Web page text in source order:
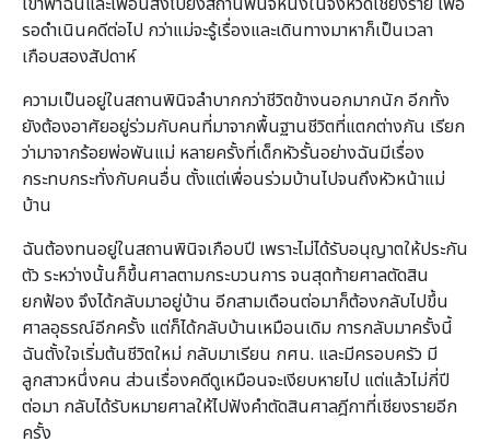
รอดำเนินคดีต่อไป กว่าแม่จะรู้เรื่องและเดินทางมาหาก็เป็นเวลา
เกือบสองสัปดาห์
ความเป็นอยู่ในสถานพินิจลำบากกว่าชีวิตข้างนอกมากนัก อีกทั้ง
ยังต้องอาศัยอยู่ร่วมกับคนที่มาจากพื้นฐานชีวิตที่แตกต่างกัน เรียก
ว่ามาจากร้อยพ่อพันแม่ หลายครั้งที่เด็กหัวรั้นอย่างฉันมีเรื่อง
กระทบกระทั่งกับคนอื่น ตั้งแต่เพื่อนร่วมบ้านไปจนถึงหัวหน้าแม่
บ้าน
ฉันต้องทนอยู่ในสถานพินิจเกือบปี เพราะไม่ได้รับอนุญาตให้ประกัน
ตัว ระหว่างนั้นก็ขึ้นศาลตามกระบวนการ จนสุดท้ายศาลตัดสิน
ยกฟ้อง จึงได้กลับมาอยู่บ้าน อีกสามเดือนต่อมาก็ต้องกลับไปขึ้น
ศาลอุธรณ์อีกครั้ง แต่ก็ได้กลับบ้านเหมือนเดิม การกลับมาครั้งนี้
ฉันตั้งใจเริ่มต้นชีวิตใหม่ กลับมาเรียน กศน. และมีครอบครัว มี
ลูกสาวหนึ่งคน ส่วนเรื่องคดีดูเหมือนจะเงียบหายไป แต่แล้วไม่กี่ปี
ต่อมา กลับได้รับหมายศาลให้ไปฟังคำตัดสินศาลฎีกาที่เชียงรายอีก
ครั้ง